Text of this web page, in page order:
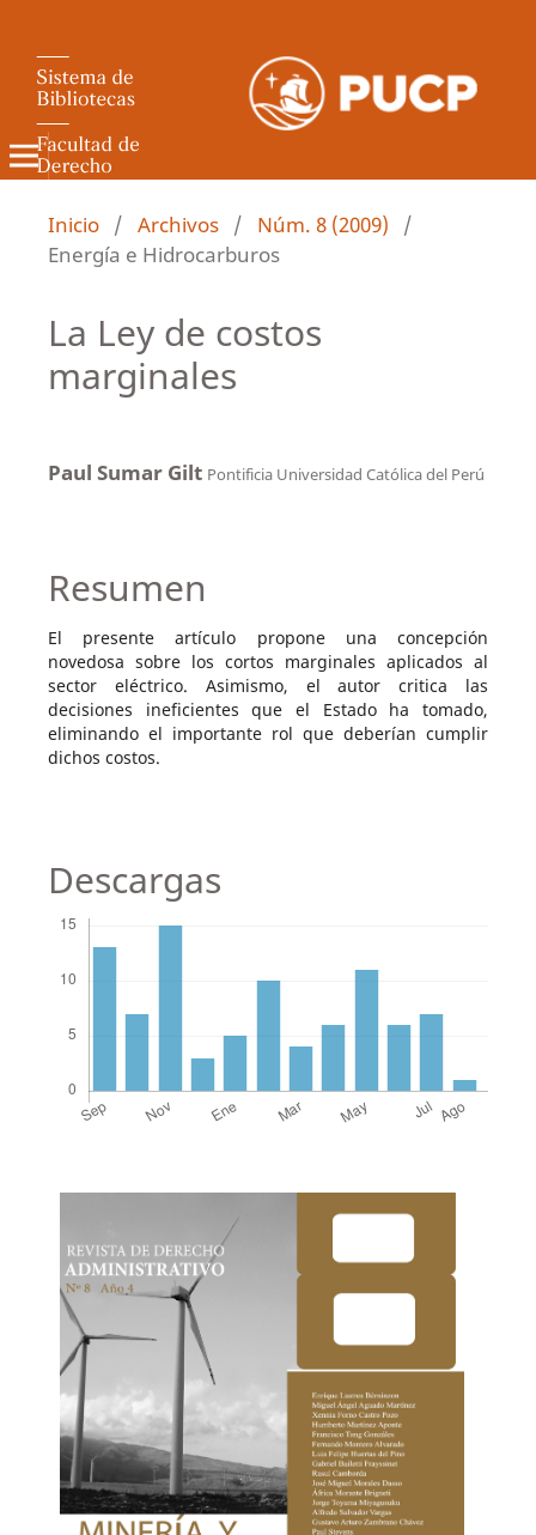
Revista de Derecho Administrativo
Inicio / Archivos / Núm. 8 (2009)
/
Energía e Hidrocarburos
La Ley de costos
marginales
Paul Sumar Gilt Pontificia Universidad Católica del Perú
Resumen
El presente artículo propone una concepción
novedosa sobre los cortos marginales aplicados al
sector eléctrico. Asimismo, el autor critica las
decisiones ineficientes que el Estado ha tomado,
eliminando el importante rol que deberían cumplir
dichos costos.
Descargas